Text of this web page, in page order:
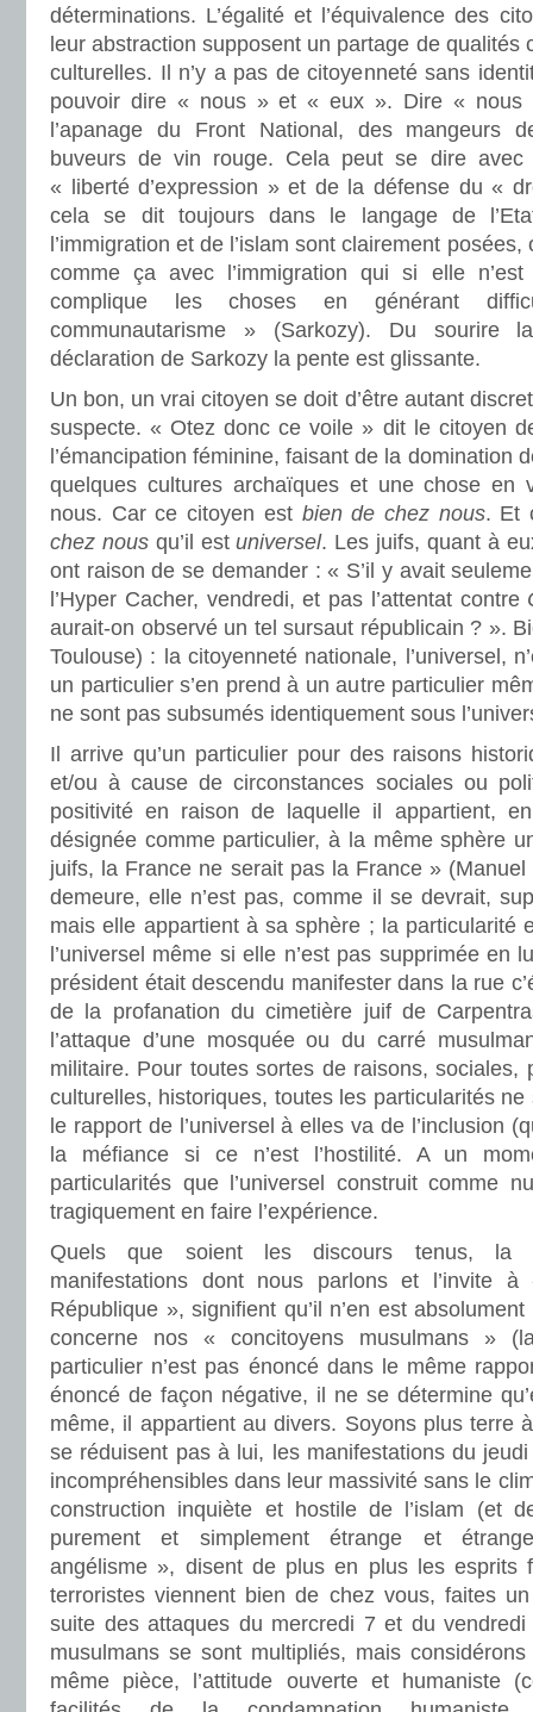
déterminations. L’égalité et l’équivalence des
leur abstraction supposent un partage de qualités
culturelles. Il n’y a pas de citoyenneté sans
pouvoir dire « nous » et « eux ». Dire « nous
l’apanage du Front National, des mangeurs
buveurs de vin rouge. Cela peut se dire
« liberté d’expression » et de la défense du «
cela se dit toujours dans le langage de
l’immigration et de l’islam sont clairement
comme ça avec l’immigration qui si elle
complique les choses en générant
communautarisme » (Sarkozy). Du sourire
déclaration de Sarkozy la pente est glissante.
Un bon, un vrai citoyen se doit d’être autant
suspecte. « Otez donc ce voile » dit le citoyen
l’émancipation féminine, faisant de la domination
quelques cultures archaïques et une chose en
nous. Car ce citoyen est bien de chez nous. Et
chez nousqu’il estuniversel. Les juifs, quant à
ont raison de se demander : « S’il y avait
l’Hyper Cacher, vendredi, et pas l’attentat contre
aurait-on observé un tel sursaut républicain ? ».
Toulouse) : la citoyenneté nationale, l’universel,
un particulier s’en prend à un autre particulier
ne sont pas subsumés identiquement sous
Il arrive qu’un particulier pour des raisons
et/ou à cause de circonstances sociales ou
positivité en raison de laquelle il appartient,
désignée comme particulier, à la même sphère
juifs, la France ne serait pas la France »
demeure, elle n’est pas, comme il se devrait,
mais elle appartient à sa sphère ; la particularité
l’universel même si elle n’est pas supprimée en
président était descendu manifester dans la rue
de la profanation du cimetière juif de
l’attaque d’une mosquée ou du carré
militaire. Pour toutes sortes de raisons, sociales,
culturelles, historiques, toutes les particularités
le rapport de l’universel à elles va de l’inclusion
la méfiance si ce n’est l’hostilité. A un
particularités que l’universel construit comme
tragiquement en faire l’expérience.
Quels que soient les discours tenus, la
manifestations dont nous parlons et l’invite à
République », signifient qu’il n’en est
concerne nos « concitoyens musulmans »
particulier n’est pas énoncé dans le même
énoncé de façon négative, il ne se détermine
même, il appartient au divers. Soyons plus terre
se réduisent pas à lui, les manifestations du
incompréhensibles dans leur massivité sans le
construction inquiète et hostile de l’islam (et
purement et simplement étrange et
angélisme », disent de plus en plus les esprits
terroristes viennent bien de chez vous, faites
suite des attaques du mercredi 7 et du
musulmans se sont multipliés, mais
même pièce, l’attitude ouverte et humaniste